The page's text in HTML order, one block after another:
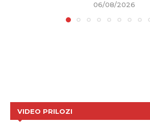
06/08/2026
VIDEO PRILOZI